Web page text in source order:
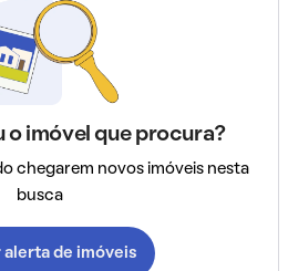
o imóvel que procura?
chegarem novos imóveis nesta
busca
alerta de imóveis